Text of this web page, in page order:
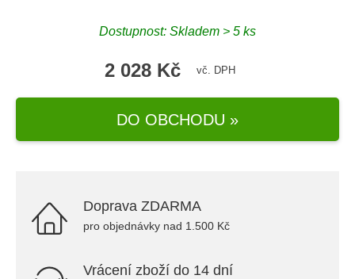
Dostupnost: Skladem > 5 ks
2 028 Kč vč. DPH
DO OBCHODU »
Doprava ZDARMA
pro objednávky nad 1.500 Kč
Vrácení zboží do 14 dní